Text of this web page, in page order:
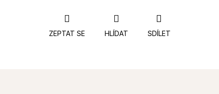
ZEPTAT SE HLÍDAT SDÍLET